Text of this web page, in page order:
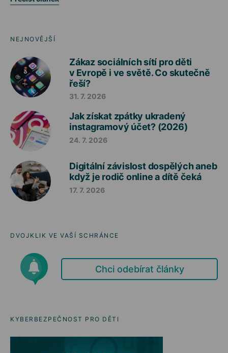
NEJNOVĚJŠÍ
Zákaz sociálních sítí pro děti
v Evropě i ve světě. Co skutečně
řeší?
31. 7. 2026
Jak získat zpátky ukradený
instagramový účet? (2026)
24. 7. 2026
Digitální závislost dospělých aneb
když je rodič online a dítě čeká
17. 7. 2026
DVOJKLIK VE VAŠÍ SCHRÁNCE
Chci odebírat články
KYBERBEZPEČNOST PRO DĚTI